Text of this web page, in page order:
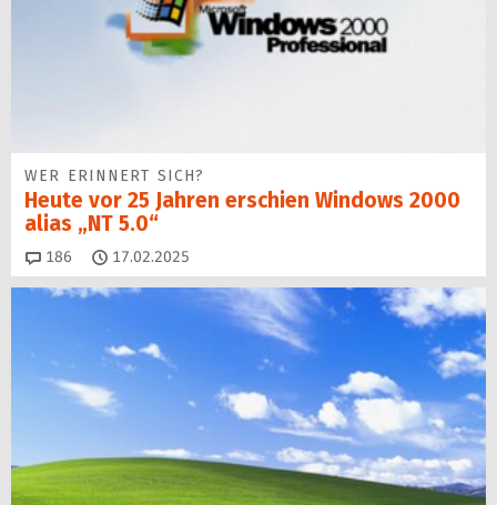
WER ERINNERT SICH?
Heute vor 25 Jahren erschien Windows 2000
alias „NT 5.0“
186 Kommentare
17.02.2025